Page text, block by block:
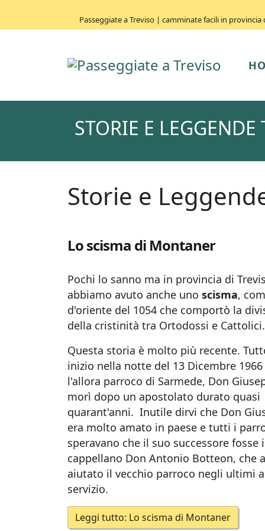
Passeggiate a Treviso | camminate facili in
STORIE E
Storie e
Lo scisma di Montaner
Pochi lo sanno ma in provincia di
abbiamo avuto anche uno scisma,
d'oriente del 1054 che comportò la
della cristinità tra Ortodossi e
Questa storia è molto più recente.
inizio nella notte del 13 Dicembre
l'allora parroco di Sarmede, Don
morì dopo un apostolato durato quasi
quarant'anni. Inutile dirvi che Don
era molto amato in paese e tutti i
speravano che il suo successore fosse
cappellano Don Antonio Botteon, che
aiutato il vecchio parroco negli ultimi
servizio.
Leggi tutto: Lo scisma di Montaner